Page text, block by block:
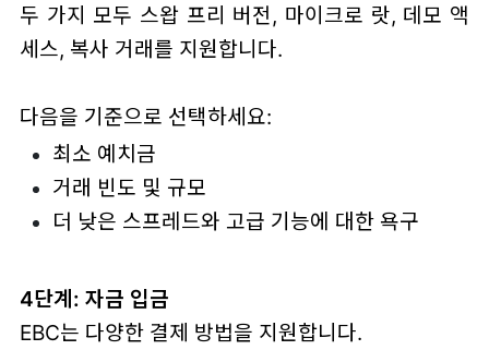
두 가지 모두 스왑 프리 버전, 마이크로 랏, 데모 액
세스, 복사 거래를 지원합니다.
다음을 기준으로 선택하세요:
최소 예치금
거래 빈도 및 규모
더 낮은 스프레드와 고급 기능에 대한 욕구
4단계: 자금 입금
EBC는 다양한 결제 방법을 지원합니다.